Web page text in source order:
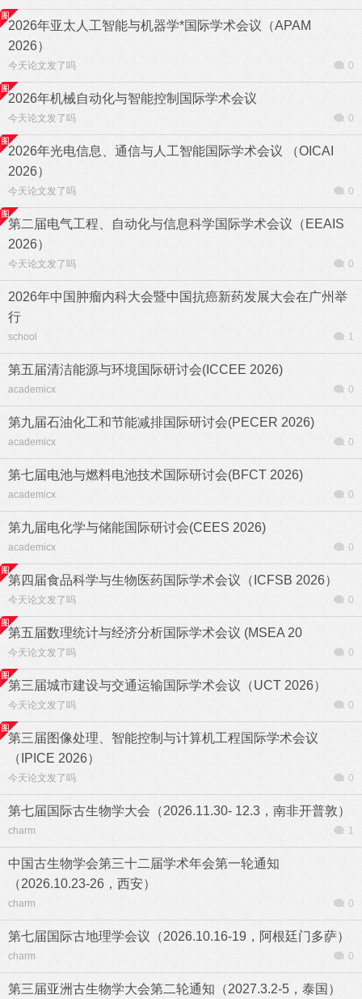
2026年亚太人工智能与机器学*国际学术会议（APAM
2026）
今天论文发了吗 0
2026年机械自动化与智能控制国际学术会议
今天论文发了吗 0
2026年光电信息、通信与人工智能国际学术会议 （OICAI
2026）
今天论文发了吗 0
第二届电气工程、自动化与信息科学国际学术会议（EEAIS
2026）
今天论文发了吗 0
2026年中国肿瘤内科大会暨中国抗癌新药发展大会在广州举
行
school 1
第五届清洁能源与环境国际研讨会(ICCEE 2026)
academicx 0
第九届石油化工和节能减排国际研讨会(PECER 2026)
academicx 0
第七届电池与燃料电池技术国际研讨会(BFCT 2026)
academicx 0
第九届电化学与储能国际研讨会(CEES 2026)
academicx 0
第四届食品科学与生物医药国际学术会议（ICFSB 2026）
今天论文发了吗 0
第五届数理统计与经济分析国际学术会议 (MSEA 20
今天论文发了吗 0
第三届城市建设与交通运输国际学术会议（UCT 2026）
今天论文发了吗 0
第三届图像处理、智能控制与计算机工程国际学术会议
（IPICE 2026）
今天论文发了吗 0
第七届国际古生物学大会（2026.11.30- 12.3，南非开普敦）
charm 1
中国古生物学会第三十二届学术年会第一轮通知
（2026.10.23-26，西安）
charm 0
第七届国际古地理学会议（2026.10.16-19，阿根廷门多萨）
charm 0
第三届亚洲古生物学大会第二轮通知（2027.3.2-5，泰国）